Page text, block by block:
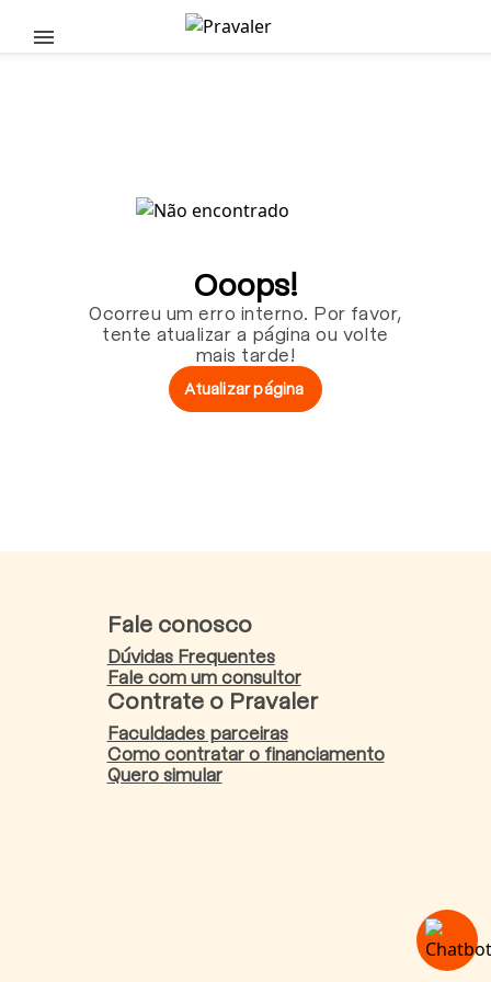
Pular para o conteúdo principal
Ooops!
Ocorreu um erro interno. Por favor,
tente atualizar a página ou volte
mais tarde!
Atualizar página
Fale conosco
Dúvidas Frequentes
Fale com um consultor
Contrate o Pravaler
Faculdades parceiras
Como contratar o financiamento
Quero simular